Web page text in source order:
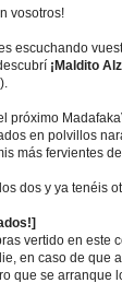
vosotros!
escuchando
¡Maldito
próximo
en polvillos
más fervientes
dos y ya tenéis
vertido en este
en caso de que
que se arranque